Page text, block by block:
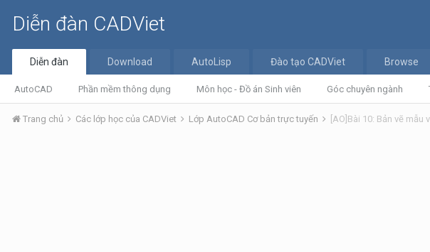
Diễn đàn CADViet
Diễn đàn
AutoCAD Phần mềm thông dụng Môn học - Đồ án Sinh viên Góc chuyên ngành
Download AutoLisp Đào tạo CADViet Browse
Trang chủ Các lớp học của CADViet Lớp AutoCAD Cơ bản trực tuyến [AO]Bài 10: Bản vẽ